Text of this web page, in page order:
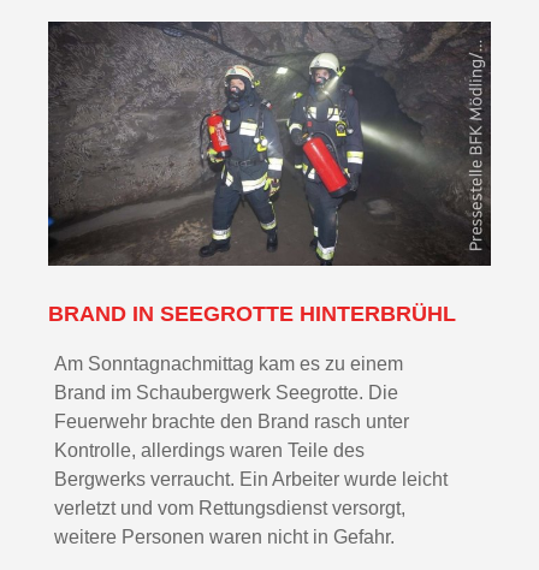
BRAND IN SEEGROTTE HINTERBRÜHL
Am Sonntagnachmittag kam es zu einem
Brand im Schaubergwerk Seegrotte. Die
Feuerwehr brachte den Brand rasch unter
Kontrolle, allerdings waren Teile des
Bergwerks verraucht. Ein Arbeiter wurde leicht
verletzt und vom Rettungsdienst versorgt,
weitere Personen waren nicht in Gefahr.